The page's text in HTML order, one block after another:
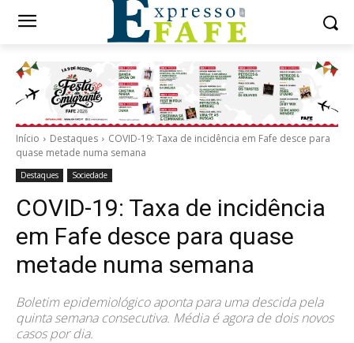
Início Destaques
COVID-19: Taxa de incidência em Fafe desce para
quase metade numa semana
Destaques Sociedade
COVID-19: Taxa de incidência
em Fafe desce para quase
metade numa semana
Boletim epidemiológico aponta para uma descida pela
quinta semana consecutiva. Média é agora de dois novos
casos por dia.